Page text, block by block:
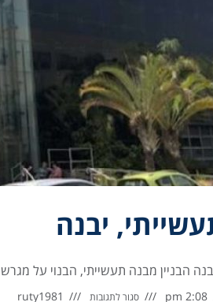
יבנה
מבנה תעשייתי, הבנוי על מגרש בשטח של כ- 3.6 דונם, בשטח
2:08 pm סגור לתגובות ruty1981